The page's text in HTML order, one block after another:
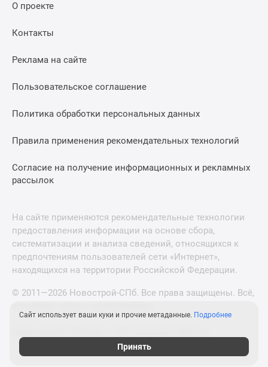
О проекте
Контакты
Реклама на сайте
Пользовательское соглашение
Политика обработки персональных данных
Правила применения рекомендательных технологий
Согласие на получение информационных и рекламных
рассылок
На сайте применяются рекомендательные технологии
предоставления информации на основе сбора,
систематизации и анализа сведений, относящихся к
предпочтениям пользователей сети «Интернет»,
находящихся на территории Российской Федерации.
© 2011—2026 Новострой-СПб. Все права защищены. Всё,
Сайт использует ваши куки и прочие метаданные. Подробнее
Принять